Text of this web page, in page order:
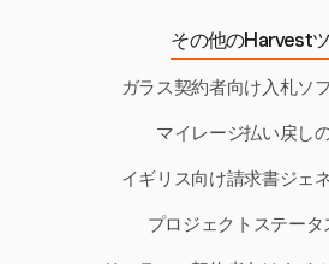
その他のHarvest
ガラス契約者向け入札ソ
マイレージ払い戻し
イギリス向け請求書ジェ
プロジェクトステータ